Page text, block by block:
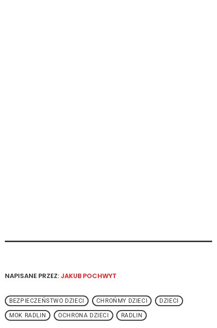
NAPISANE PRZEZ: JAKUB POCHWYT
BEZPIECZEŃSTWO DZIECI CHROŃMY DZIECI DZIECI
MOK RADLIN OCHRONA DZIECI RADLIN